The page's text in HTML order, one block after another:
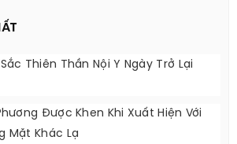
Thiên Thần Nội Y Ngày Trở Lại
Được Khen Khi Xuất Hiện Với
Mặt Khác Lạ